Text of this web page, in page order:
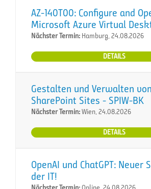
AZ-140T00: Configure and
Microsoft Azure Virtual
Nächster Termin: Hamburg, 24.08.2026
DETAILS
Gestalten und Verwalten von
SharePoint Sites - SPIW-BK
Nächster Termin:Wien, 24.08.2026
DETAILS
OpenAI und ChatGPT: Neuer
der IT!